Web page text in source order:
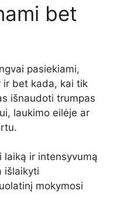
bet
pasiekiami,
bet kada, kai tik
išnaudoti trumpas
laukimo eilėje ar
laiką ir intensyvumą
išlaikyti
mokymosi